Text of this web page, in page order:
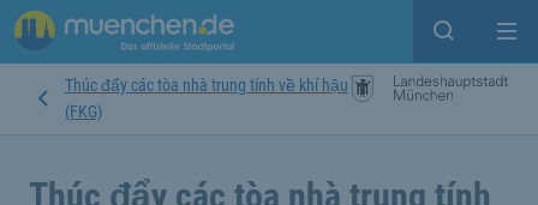
Open
Thúc đẩy các tòa nhà trung tính về khí hậu
(FKG)
Thúc đẩy các tòa nhà trung tính